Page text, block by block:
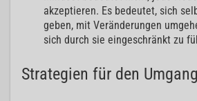
akzeptieren. Es bedeutet, sich
geben, mit Veränderungen
sich durch sie eingeschränkt zu
Strategien für den